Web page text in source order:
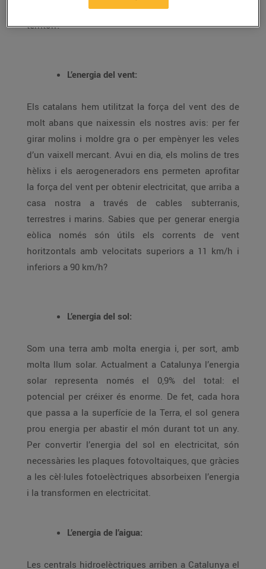
territori?
L’energia del vent:
Els catalans hem utilitzat la força del vent des de
molt abans que naixessin els nostres avis: per fer
girar molins i moldre gra o per empènyer les veles
d’un vaixell mercant. Avui en dia, els molins de tres
hèlixs i els aerogeneradors ens permeten aprofitar
la força del vent per obtenir electricitat, que arriba a
casa nostra a través de cables subterranis,
terrestres i marins. Sabies que per generar energia
eòlica només són útils els corrents de vent
horitzontals amb velocitats superiors a 11 km/h i
inferiors a 90 km/h?
L’energia del sol:
Som una terra amb molta energia i, per sort, amb
molta llum solar. Actualment a Catalunya l’energia
solar representa només el 0,9% del total: el
potencial per créixer és enorme. De fet, cada hora
que passa a la superfície de la Terra, el sol genera
prou energia per abastir el món durant tot un any.
Per convertir l’energia del sol en electricitat, són
necessàries les plaques fotovoltaiques, que gràcies
a les cèl·lules fotoelèctriques absorbeixen l’energia
i la transformen en electricitat.
L’energia de l’aigua:
Les centrals hidroelèctriques arriben a Catalunya el